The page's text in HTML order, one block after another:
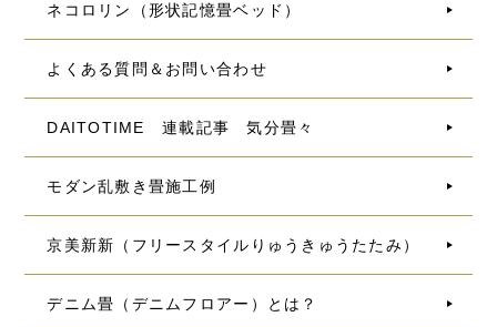
ネコロリン（形状記憶畳ベッド）
よくある質問＆お問い合わせ
DAITOTIME 連載記事 気分畳々
モダン乱敷き畳施工例
京美新新（フリースタイルりゅうきゅうたたみ）
デニム畳（デニムフロアー）とは？